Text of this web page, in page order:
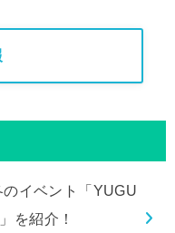
のイベント「YUGU
を紹介！